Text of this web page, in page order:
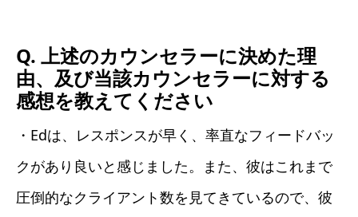
Q. 上述のカウンセラーに決めた理
由、及び当該カウンセラーに対する
感想を教えてください
・Edは、レスポンスが早く、率直なフィードバッ
クがあり良いと感じました。また、彼はこれまで
圧倒的なクライアント数を見てきているので、彼